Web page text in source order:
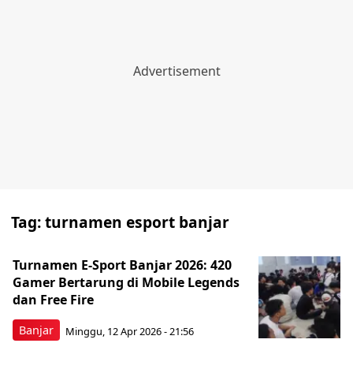
Tag:turnamen esport banjar
Banjar
Turnamen E-Sport Banjar 2026: 420
Gamer Bertarung di Mobile Legends
dan Free Fire
Minggu, 12 Apr 2026 - 21:56